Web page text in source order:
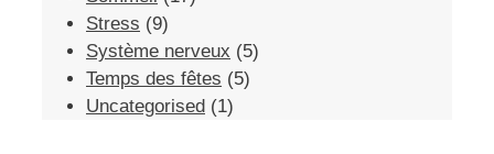
Stress (9)
Système nerveux (5)
Temps des fêtes (5)
Uncategorised (1)